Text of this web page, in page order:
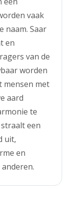
vaak
naam. Saar
en
van de
worden
mensen met
aard
te
een
uit,
en